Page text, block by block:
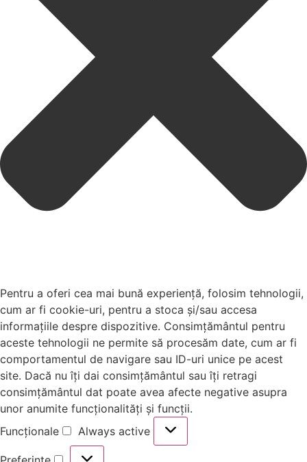
Pentru a oferi cea mai bună experiență, folosim tehnologii,
cum ar fi cookie-uri, pentru a stoca și/sau accesa
informațiile despre dispozitive. Consimțământul pentru
aceste tehnologii ne permite să procesăm date, cum ar fi
comportamentul de navigare sau ID-uri unice pe acest
site. Dacă nu îți dai consimțământul sau îți retragi
consimțământul dat poate avea afecte negative asupra
unor anumite funcționalități și funcții.
Funcționale
Always active